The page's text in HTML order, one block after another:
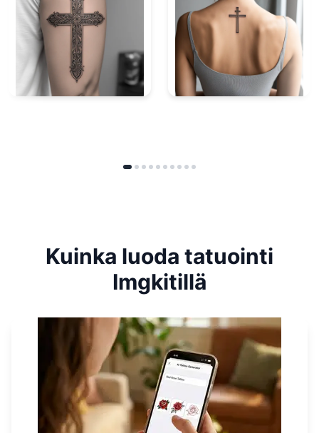
Kuinka luoda tatuointi
Imgkitillä